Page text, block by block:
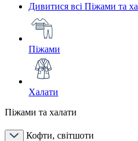
Дивитися всі Піжами та
Піжами
Халати
Піжами та халати
Кофти, світшоти